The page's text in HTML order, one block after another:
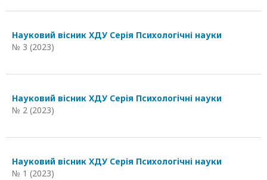
Науковий вісник ХДУ Серія Психологічні науки
№ 3 (2023)
Науковий вісник ХДУ Серія Психологічні науки
№ 2 (2023)
Науковий вісник ХДУ Серія Психологічні науки
№ 1 (2023)